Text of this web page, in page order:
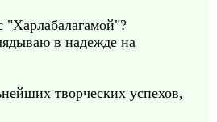
"Харлабалагамой"?
в надежде на
творческих успехов,